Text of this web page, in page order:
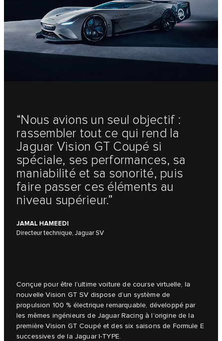
“Nous avions un seul objectif :
rassembler tout ce qui rend la
Jaguar Vision GT Coupé si
spéciale, ses performances, sa
maniabilité et sa sonorité, puis
faire passer ces éléments au
niveau supérieur.”
JAMAL HAMEEDI
Directeur technique, Jaguar SV
Conçue pour être l’ultime voiture de course virtuelle, la
nouvelle Vision GT SV dispose d’un système de
propulsion 100 % électrique remarquable, développé par
les mêmes ingénieurs de Jaguar Racing à l’origine de la
première Vision GT Coupé et des six saisons de Formule E
successives de la Jaguar I-TYPE.